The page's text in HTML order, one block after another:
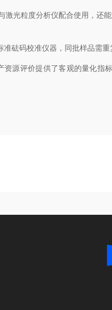
光粒度分析仪配合使用，还
码校准仪器，同批样品需重
源评价提供了客观的量化指